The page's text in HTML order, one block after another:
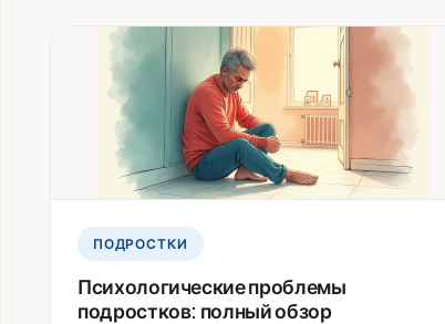
ПОДРОСТКИ
Психологические проблемы
подростков: полный обзор